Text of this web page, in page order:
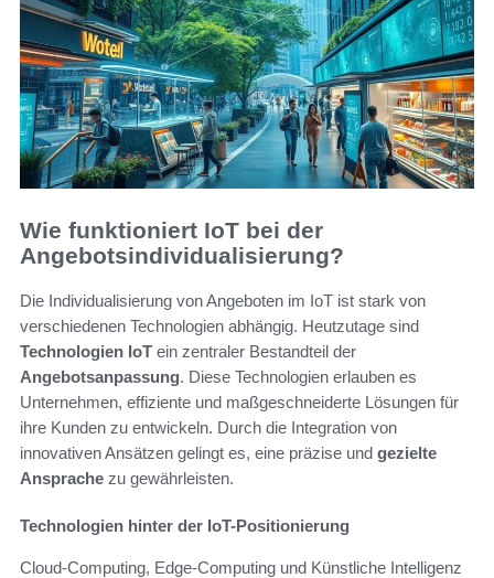
Wie funktioniert IoT bei der
Angebotsindividualisierung?
Die Individualisierung von Angeboten im IoT ist stark von
verschiedenen Technologien abhängig. Heutzutage sind
Technologien IoT ein zentraler Bestandteil der
Angebotsanpassung. Diese Technologien erlauben es
Unternehmen, effiziente und maßgeschneiderte Lösungen für
ihre Kunden zu entwickeln. Durch die Integration von
innovativen Ansätzen gelingt es, eine präzise und gezielte
Ansprache zu gewährleisten.
Technologien hinter der IoT-Positionierung
Cloud-Computing, Edge-Computing und Künstliche Intelligenz